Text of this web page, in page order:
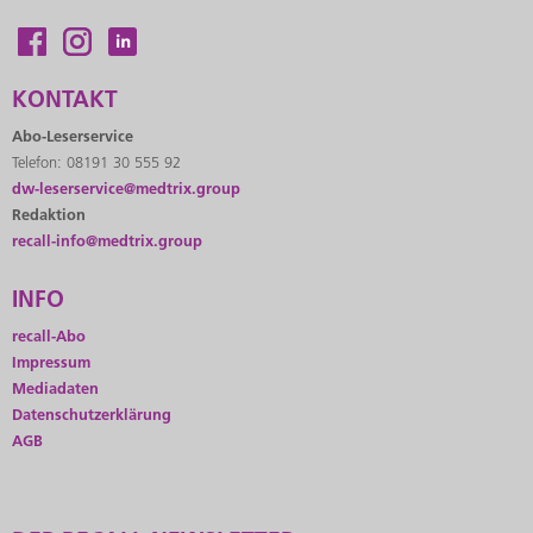
KONTAKT
Abo-Leserservice
Telefon: 08191 30 555 92
dw-leserservice@medtrix.group
Redaktion
recall-info@medtrix.group
INFO
recall-Abo
Impressum
Mediadaten
Datenschutzerklärung
AGB